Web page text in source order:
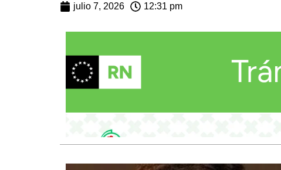
julio 7, 2026
12:31 pm